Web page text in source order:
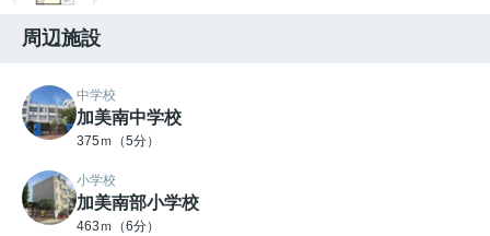
周辺施設
中学校
加美南中学校
375ｍ（5分）
小学校
加美南部小学校
463ｍ（6分）